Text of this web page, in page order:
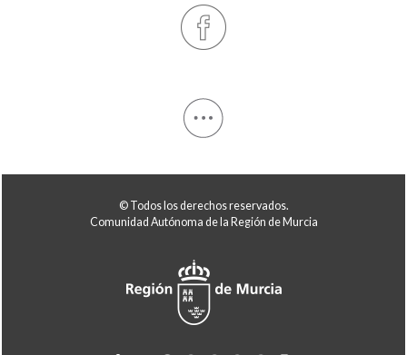
© Todos los derechos reservados.
Comunidad Autónoma de la Región de Murcia